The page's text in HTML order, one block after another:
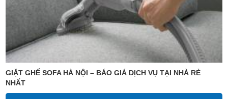
GIẶT GHẾ SOFA HÀ NỘI – BÁO GIÁ DỊCH VỤ TẠI NHÀ RẺ
NHẤT